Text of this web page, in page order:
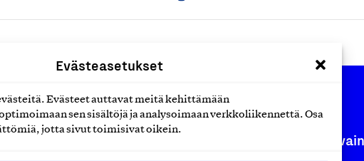
Evästeasetukset
Evästeet auttavat meitä kehittämään
sen sisältöjä ja analysoimaan verkkoliikennettä. Osa
jotta sivut toimisivat oikein.